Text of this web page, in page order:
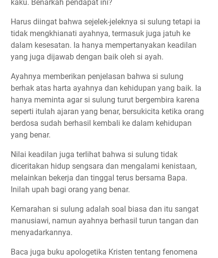
kaku. Benarkah pendapat ini?
Harus diingat bahwa sejelek-jeleknya si sulung tetapi ia
tidak mengkhianati ayahnya, termasuk juga jatuh ke
dalam kesesatan. Ia hanya mempertanyakan keadilan
yang juga dijawab dengan baik oleh si ayah.
Ayahnya memberikan penjelasan bahwa si sulung
berhak atas harta ayahnya dan kehidupan yang baik. Ia
hanya meminta agar si sulung turut bergembira karena
seperti itulah ajaran yang benar, bersukicita ketika orang
berdosa sudah berhasil kembali ke dalam kehidupan
yang benar.
Nilai keadilan juga terlihat bahwa si sulung tidak
diceritakan hidup sengsara dan mengalami kenistaan,
melainkan bekerja dan tinggal terus bersama Bapa.
Inilah upah bagi orang yang benar.
Kemarahan si sulung adalah soal biasa dan itu sangat
manusiawi, namun ayahnya berhasil turun tangan dan
menyadarkannya.
Baca juga buku apologetika Kristen tentang fenomena